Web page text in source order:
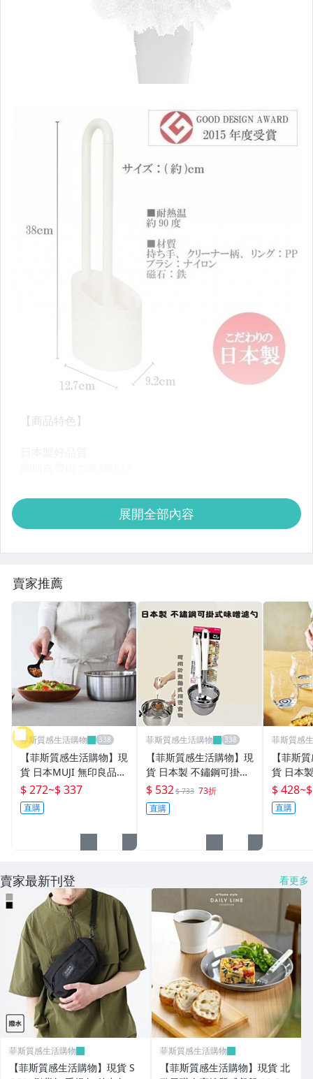
展開全部內容
賣家推薦
菲斯質感生活購物
【菲斯質感生活購物】現
貨 日本MUJI 無印良品
極簡風格 矽樹脂調理匙
｜湯匙 耐熱 烹飪 盛菜
矽膠匙 大湯匙 餐具
$ 272~$ 337
直購
菲斯質感生活購物
【菲斯質感生活購物】現
貨 日本製 不鏽鋼可掛式
味噌濾勺 撈麵 濾網 不鏽
鋼濾勺 過濾篩網 味噌湯
廚房用具 料理用品
$ 532$ 733 73折
直購
菲斯質感
【菲斯
貨 日本
chi
球 小酌
威士忌
$ 428~
直購
賣家最新刊登 看更多
菲斯質感生活購物
【菲斯質感生活購物】現貨 S
菲斯質感生活購物
【菲斯質感生活購物】現貨 北